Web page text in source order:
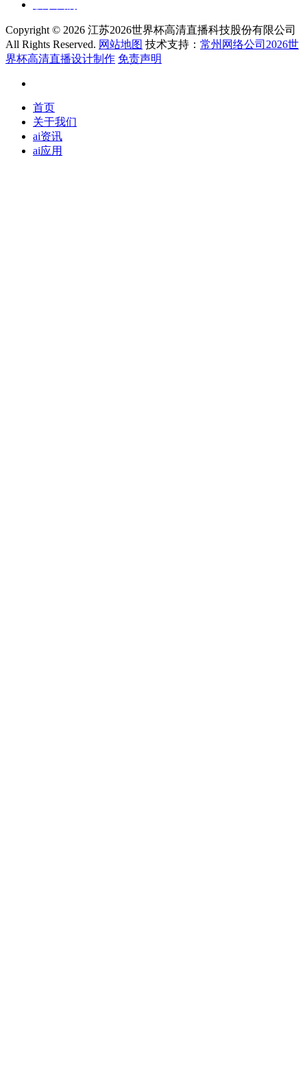
Copyright © 2026 江苏2026世界杯高清直播科技股份有限公司
All Rights Reserved. 网站地图 技术支持： 常州网络公司2026世
界杯高清直播设计制作 免责声明
首页
关于我们
ai资讯
ai应用